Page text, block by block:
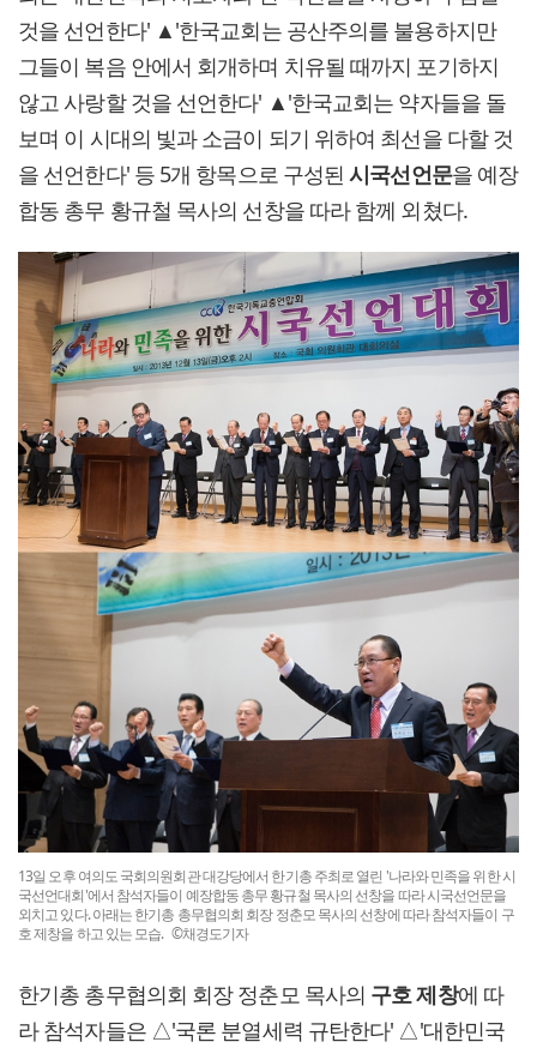
것을 선언한다' ▲'한국교회는 공산주의를 불용하지만
그들이 복음 안에서 회개하며 치유될 때까지 포기하지
않고 사랑할 것을 선언한다' ▲'한국교회는 약자들을 돌
보며 이 시대의 빛과 소금이 되기 위하여 최선을 다할 것
을 선언한다' 등 5개 항목으로 구성된시국선언문을 예장
합동 총무 황규철 목사의 선창을 따라 함께 외쳤다.
13일 오후 여의도 국회의원회관 대강당에서 한기총 주최로 열린 '나라와 민족을 위한 시
국선언대회'에서 참석자들이 예장합동 총무 황규철 목사의 선창을 따라 시국선언문을
외치고 있다. 아래는 한기총 총무협의회 회장 정춘모 목사의 선창에 따라 참석자들이 구
호 제창을 하고 있는 모습. ©채경도기자
한기총 총무협의회 회장 정춘모 목사의 구호 제창에 따
라 참석자들은 △'국론 분열세력 규탄한다' △'대한민국